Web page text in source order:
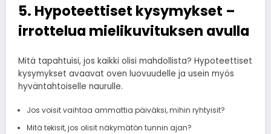
5. Hypoteettiset kysymykset –
irrottelua mielikuvituksen avulla
Mitä tapahtuisi, jos kaikki olisi mahdollista? Hypoteettiset
kysymykset avaavat oven luovuudelle ja usein myös
hyväntahtoiselle naurulle.
Jos voisit vaihtaa ammattia päiväksi, mihin ryhtyisit?
Mitä tekisit, jos olisit näkymätön tunnin ajan?